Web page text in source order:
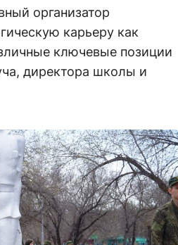
организатор
карьеру как
ключевые позиции
директора школы и